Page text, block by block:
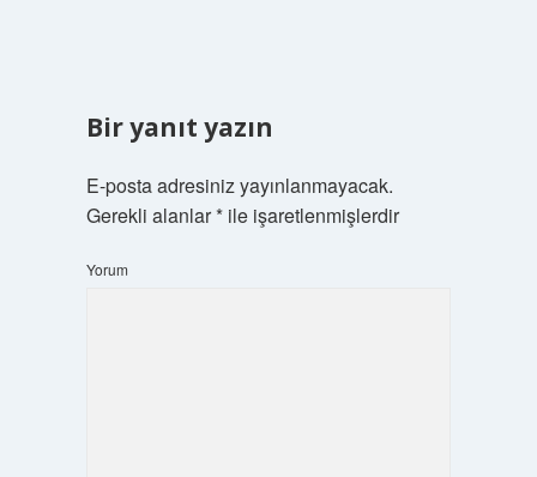
Bir yanıt yazın
E-posta adresiniz yayınlanmayacak.
Gerekli alanlar*ile işaretlenmişlerdir
Yorum